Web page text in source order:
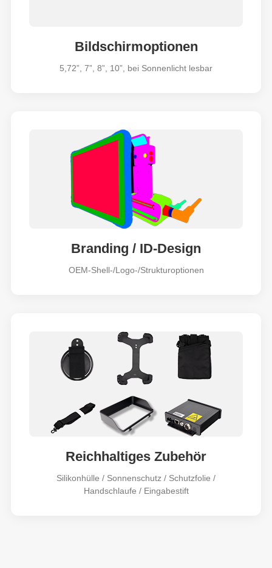
Bildschirmoptionen
5,72”, 7”, 8”, 10”, bei Sonnenlicht lesbar
Branding / ID-Design
OEM-Shell-/Logo-/Strukturoptionen
Reichhaltiges Zubehör
Silikonhülle / Sonnenschutz / Schutzfolie /
Handschlaufe / Eingabestift